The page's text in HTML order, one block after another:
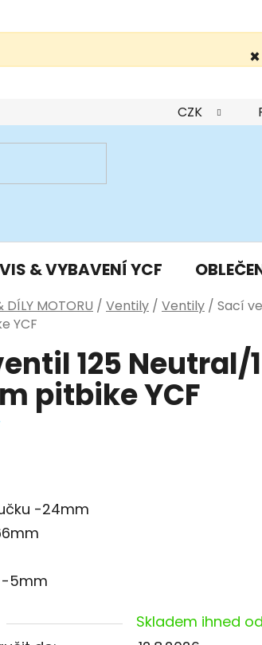
×
Podmínky
CZK
& VYBAVENÍ YCF
DÍLY MOTORU / Ventily / Ventily / Sací
YCF
125
pitbike YCF
-24mm
5mm
Skladem ihned